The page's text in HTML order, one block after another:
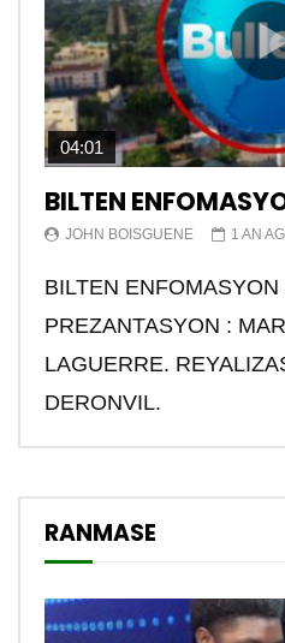
04:01
BILTEN
JOHN BOISGUENE 1 AN
BILTEN
PREZANTASYON :
LAGUERRE.
DERONVIL.
RANMASE